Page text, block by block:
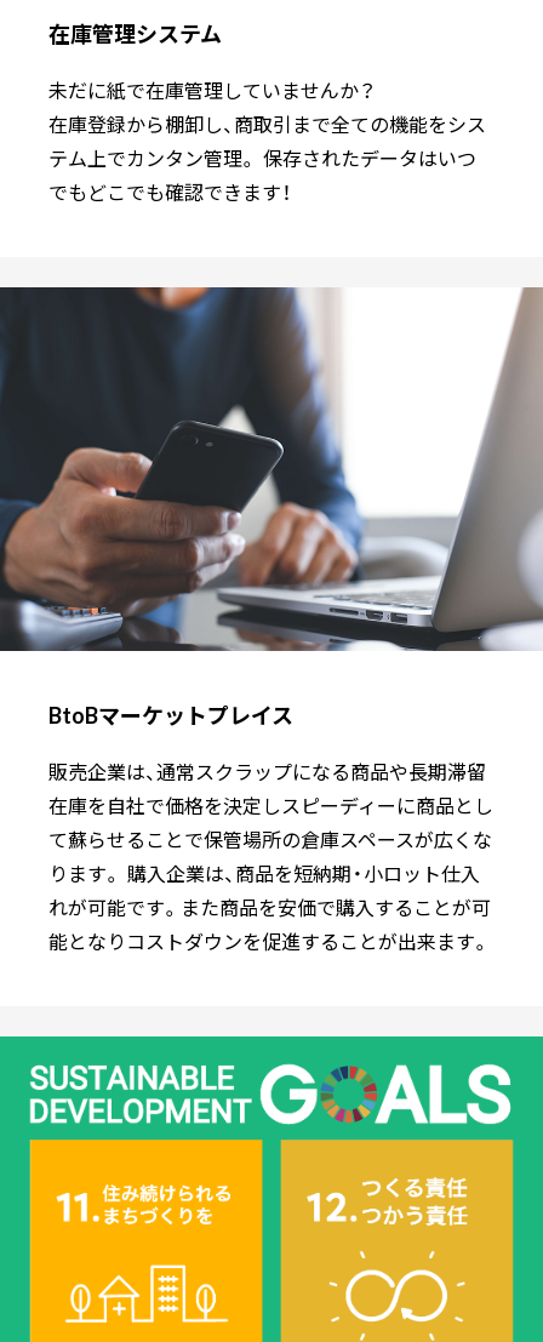
在庫管理システム
未だに紙で在庫管理していませんか？
在庫登録から棚卸し、商取引まで全ての機能をシス
テム上でカンタン管理。 保存されたデータはいつ
でもどこでも確認できます！
BtoBマーケットプレイス
販売企業は、通常スクラップになる商品や長期滞留
在庫を自社で価格を決定しスピーディーに商品とし
て蘇らせることで保管場所の倉庫スペースが広くな
ります。 購入企業は、商品を短納期・小ロット仕入
れが可能です。また商品を安価で購入することが可
能となりコストダウンを促進することが出来ます。